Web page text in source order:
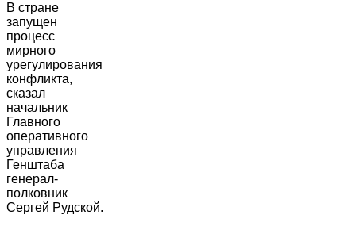
В стране
запущен
процесс
мирного
урегулирования
конфликта,
сказал
начальник
Главного
оперативного
управления
Генштаба
генерал-
полковник
Сергей Рудской.